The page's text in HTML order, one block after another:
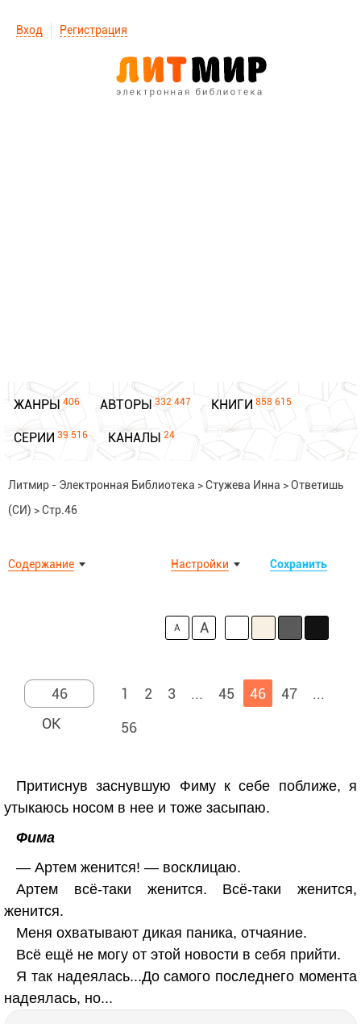
Вход Регистрация
ЖАНРЫ 406 АВТОРЫ 332 447 КНИГИ 858 615
СЕРИИ 39 516 КАНАЛЫ 24
Литмир - Электронная Библиотека >Стужева Инна >Ответишь
(СИ) >Стр.46
Содержание Сохранить
Настройки
A A
1 2 3 ... 45 46 47
...
56
Притиснув заснувшую Фиму к себе поближе, я
утыкаюсь носом в нее и тоже засыпаю.
Фима
— Артем женится! — восклицаю.
Артем всё-таки женится. Всё-таки женится,
женится.
Меня охватывают дикая паника, отчаяние.
Всё ещё не могу от этой новости в себя прийти.
Я так надеялась...До самого последнего момента
надеялась, но...